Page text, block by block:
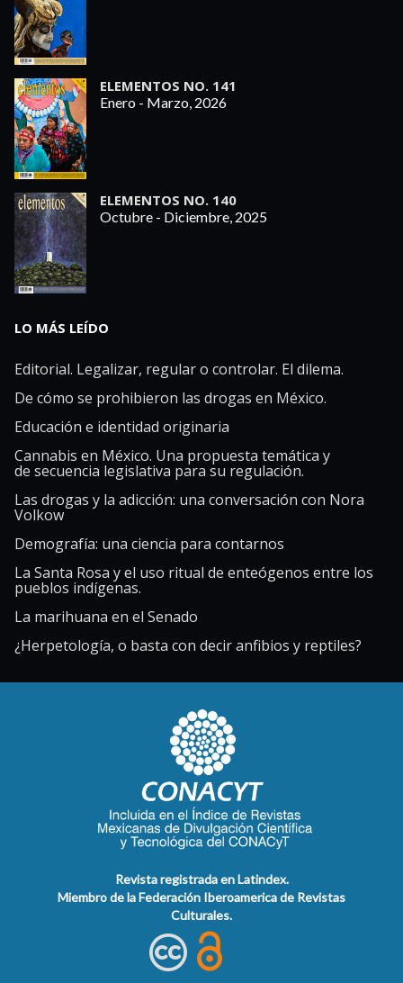
ELEMENTOS NO. 141
Enero - Marzo, 2026
ELEMENTOS NO. 140
Octubre - Diciembre, 2025
LO MÁS LEÍDO
Editorial. Legalizar, regular o controlar. El dilema.
De cómo se prohibieron las drogas en México.
Educación e identidad originaria
Cannabis en México. Una propuesta temática y
de secuencia legislativa para su regulación.
Las drogas y la adicción: una conversación con Nora
Volkow
Demografía: una ciencia para contarnos
La Santa Rosa y el uso ritual de enteógenos entre los
pueblos indígenas.
La marihuana en el Senado
¿Herpetología, o basta con decir anfibios y reptiles?
Revista registrada en Latindex.
Miembro de la Federación Iberoamerica de Revistas
Culturales.